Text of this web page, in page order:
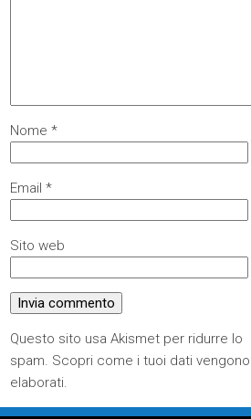
Nome*
Email*
Sito web
Questo sito usa Akismet per ridurre lo
spam. Scopri come i tuoi dati vengono
elaborati.